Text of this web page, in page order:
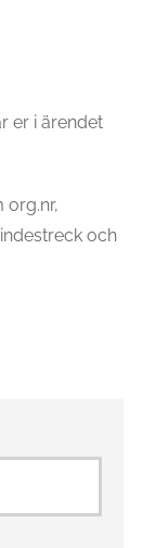
er i ärendet
org.nr,
och